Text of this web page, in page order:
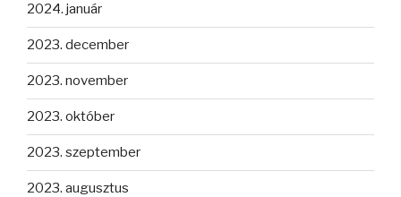
2024. január
2023. december
2023. november
2023. október
2023. szeptember
2023. augusztus